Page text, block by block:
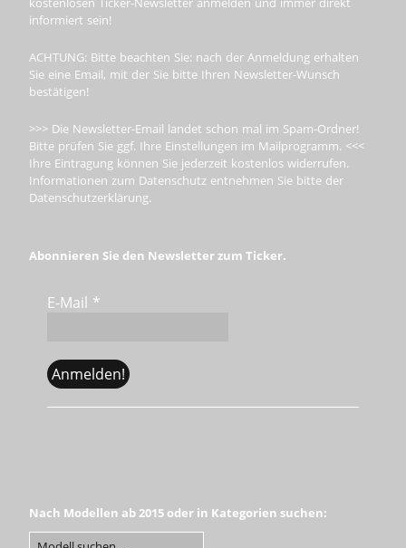
informiert sein!
ACHTUNG: Bitte beachten Sie: nach der Anmeldung erhalten
Sie eine Email, mit der Sie bitte Ihren Newsletter-Wunsch
bestätigen!
>>> Die Newsletter-Email landet schon mal im Spam-Ordner!
Bitte prüfen Sie ggf. Ihre Einstellungen im Mailprogramm. <<<
Ihre Eintragung können Sie jederzeit kostenlos widerrufen.
Informationen zum Datenschutz entnehmen Sie bitte der
Datenschutzerklärung.
Abonnieren Sie den Newsletter zum Ticker.
E-Mail *
Nach Modellen ab 2015 oder in Kategorien suchen: